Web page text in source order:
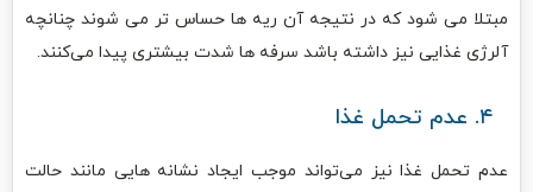
مبتلا می ‌شود که در نتیجه آن ریه ‌ها حساس ‌تر می ‌شوند چنانچه
آلرژی غذایی نیز داشته باشد سرفه‌ ها شدت بیشتری پیدا می‌کنند.
عدم تحمل غذا نیز می‌تواند موجب ایجاد نشانه‌ هایی مانند حالت